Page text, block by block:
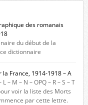
des romanais
du début de la
dictionnaire
Morts pour la
historique est
de
Triboulet, […]
France, 1914-1918 – A
L – M – N – OPQ – R – S – T
voir la liste des Morts
par cette lettre.